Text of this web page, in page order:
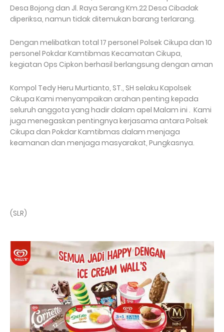
Desa Bojong dan Jl. Raya Serang Km.22 Desa Cibadak
diperiksa, namun tidak ditemukan barang terlarang.
Dengan melibatkan total 17 personel Polsek Cikupa dan 10
personel Pokdar Kamtibmas Kecamatan Cikupa,
kegiatan Ops Cipkon berhasil berlangsung dengan aman
Kompol Tedy Heru Murtianto, ST., SH selaku Kapolsek
Cikupa Kami menyampaikan arahan penting kepada
seluruh anggota yang hadir dalam apel Malam ini . Kami
juga menegaskan pentingnya kerjasama antara Polsek
Cikupa dan Pokdar Kamtibmas dalam menjaga
keamanan dan menjaga masyarakat, Pungkasnya.
(SLR)